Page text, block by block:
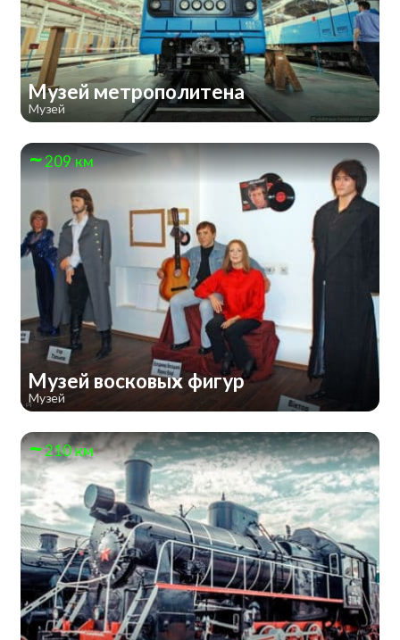
Музей метрополитена
Музей
209 км
Музей восковых фигур
Музей
210 км